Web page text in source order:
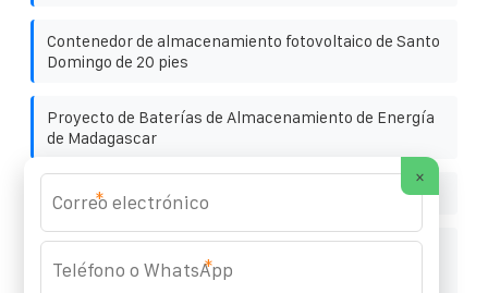
Contenedor de almacenamiento fotovoltaico de Santo
Domingo de 20 pies
Proyecto de Baterías de Almacenamiento de Energía
de Madagascar
Fabricante de paneles solares de Reikiavik
Telesolar de la India Subvención para terrenos de
×
*
*